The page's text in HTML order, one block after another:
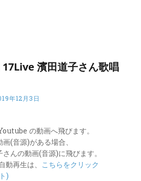
濱田道子さん歌唱
年12月3日
の動画へ飛びます。
(音源)がある場合、
んの動画(音源)に飛びます。
再生は、 こちらをクリック
)